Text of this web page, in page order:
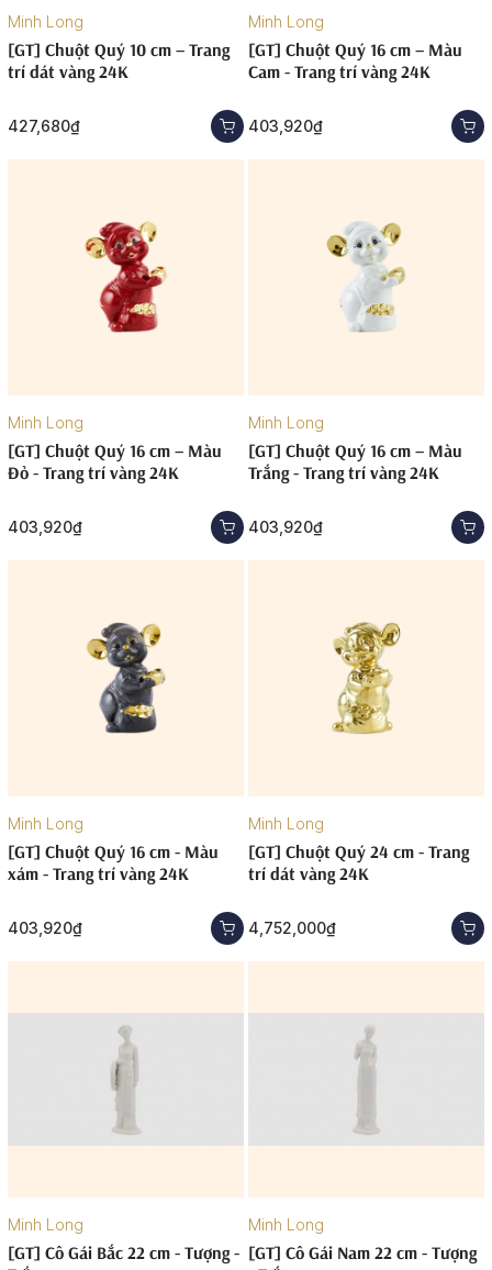
Minh Long
[GT] Chuột Quý 10 cm – Trang
trí dát vàng 24K
427,680₫
Minh Long
[GT] Chuột Quý 16 cm – Màu
Cam - Trang trí vàng 24K
403,920₫
Minh Long
[GT] Chuột Quý 16 cm – Màu
Đỏ - Trang trí vàng 24K
403,920₫
Minh Long
[GT] Chuột Quý 16 cm – Màu
Trắng - Trang trí vàng 24K
403,920₫
Minh Long
[GT] Chuột Quý 16 cm - Màu
xám - Trang trí vàng 24K
403,920₫
Minh Long
[GT] Chuột Quý 24 cm - Trang
trí dát vàng 24K
4,752,000₫
Minh Long
[GT] Cô Gái Bắc 22 cm - Tượng -
Minh Long
[GT] Cô Gái Nam 22 cm - Tượng